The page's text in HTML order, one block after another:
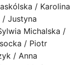
/ Karolina
/ Justyna
Michalska /
/ Piotr
/ Anna